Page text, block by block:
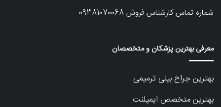
شماره تماس کارشناس فروش09381070068
معرفی بهترین پزشکان و متخصصان
بهترین جراح بینی ترمیمی
بهترین متخصص ایمپلنت